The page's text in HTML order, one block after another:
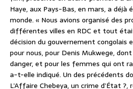
Haye, aux Pays-Bas, en mars, a
monde. « Nous avions organisé des
différentes villes en RDC et tout
décision du gouvernement congolais
pour nous, pour Denis Mukwege,
danger, et pour les femmes qui ont
a-t-elle indiqué. Un des précédents
L’Affaire Chebeya, un crime d’État